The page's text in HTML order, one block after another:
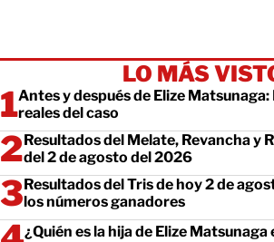
LO MÁS
Antes y después de Elize Matsunaga:
reales del caso
Resultados del Melate, Revancha y
del 2 de agosto del 2026
Resultados del Tris de hoy 2 de
los números ganadores
¿Quién es la hija de Elize Matsunaga